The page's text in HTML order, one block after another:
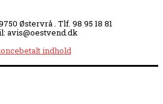
Østervrå . Tlf. 98 95 18 81
avis@oestvend.dk
indhold